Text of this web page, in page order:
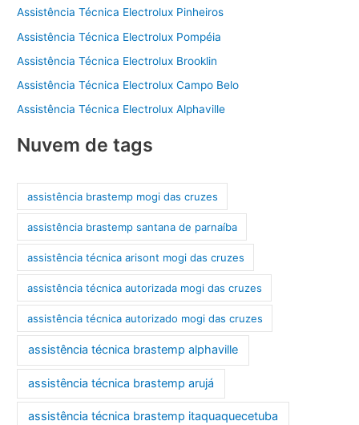
Assistência Técnica Electrolux Pinheiros
Assistência Técnica Electrolux Pompéia
Assistência Técnica Electrolux Brooklin
Assistência Técnica Electrolux Campo Belo
Assistência Técnica Electrolux Alphaville
Nuvem de tags
assistência brastemp mogi das cruzes
assistência brastemp santana de parnaíba
assistência técnica arisont mogi das cruzes
assistência técnica autorizada mogi das cruzes
assistência técnica autorizado mogi das cruzes
assistência técnica brastemp alphaville
assistência técnica brastemp arujá
assistência técnica brastemp itaquaquecetuba